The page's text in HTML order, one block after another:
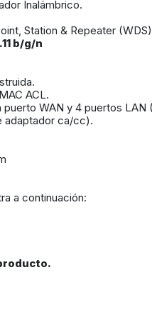
Inalámbrico.
Station & Repeater
b/g/n
ACL.
WAN y 4 puertos LAN
adaptador ca/cc).
a continuación: